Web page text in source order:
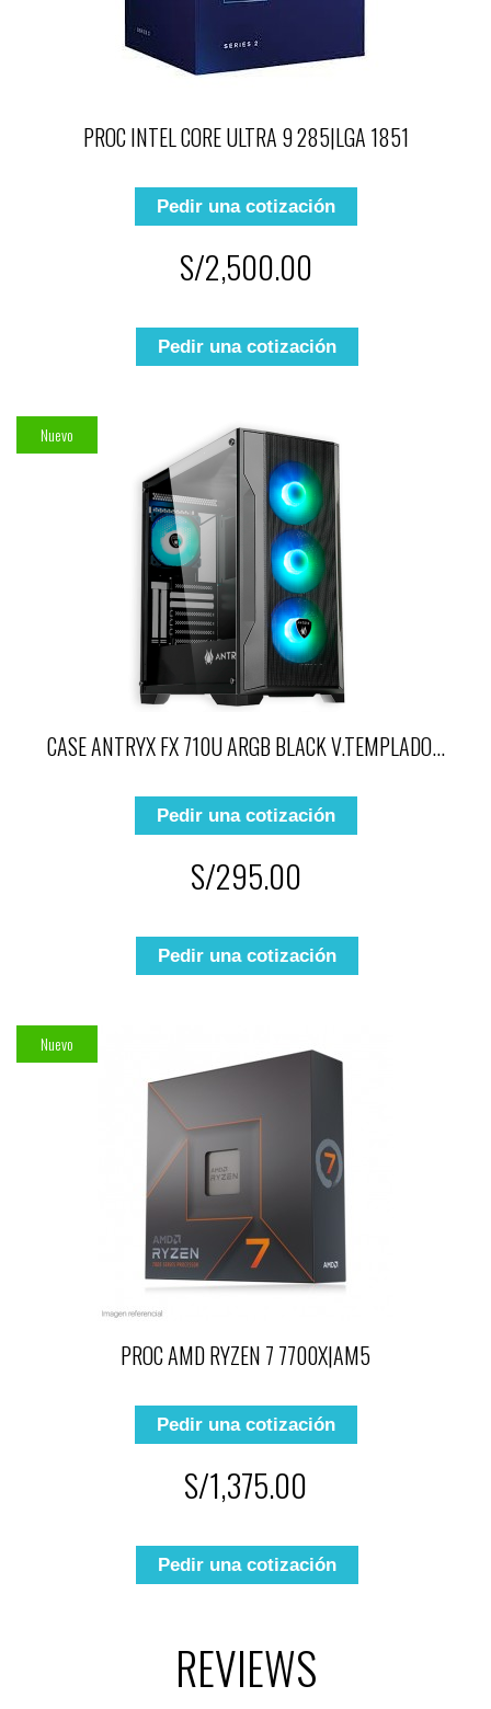
PROC INTEL CORE ULTRA 9 285|LGA 1851
Pedir una cotización
S/2,500.00
Pedir una cotización
Nuevo
CASE ANTRYX FX 710U ARGB BLACK V.TEMPLADO...
Pedir una cotización
S/295.00
Pedir una cotización
Nuevo
PROC AMD RYZEN 7 7700X|AM5
Pedir una cotización
S/1,375.00
Pedir una cotización
REVIEWS